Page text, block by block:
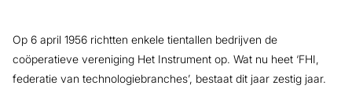
Op 6 april 1956 richtten enkele tientallen bedrijven de
coöperatieve vereniging Het Instrument op. Wat nu heet ‘FHI,
federatie van technologiebranches’, bestaat dit jaar zestig jaar.